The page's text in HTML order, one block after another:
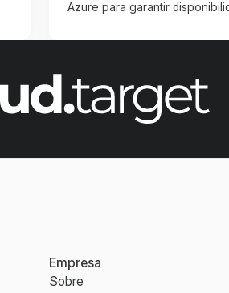
Azure para garantir
Empresa
Sobre